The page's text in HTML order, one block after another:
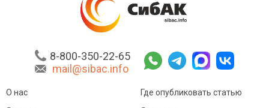
8-800-350-22-65
mail@sibac.info
О нас
Где опубликовать статью